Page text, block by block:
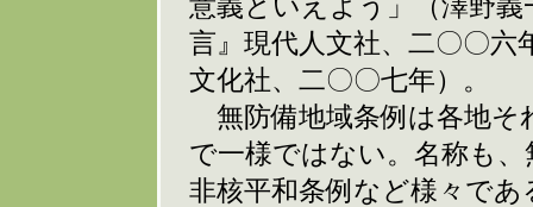
言』現代人文社、二〇〇六
文化社、二〇〇七年）。
無防備地域条例は各地そ
で一様ではない。名称も
非核平和条例など様々であ